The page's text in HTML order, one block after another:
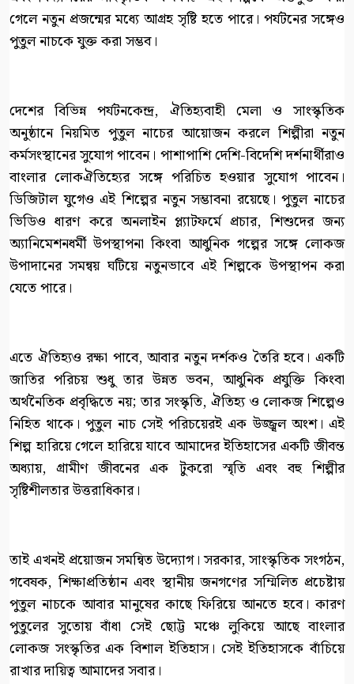
গেলে নতুন প্রজন্মের মধ্যে আগ্রহ সৃষ্টি হতে পারে। পর্যটনের সঙ্গেও
পুতুল নাচকে যুক্ত করা সম্ভব।
দেশের বিভিন্ন পর্যটনকেন্দ্র, ঐতিহ্যবাহী মেলা ও সাংস্কৃতিক
অনুষ্ঠানে নিয়মিত পুতুল নাচের আয়োজন করলে শিল্পীরা নতুন
কর্মসংস্থানের সুযোগ পাবেন। পাশাপাশি দেশি-বিদেশি দর্শনার্থীরাও
বাংলার লোকঐতিহ্যের সঙ্গে পরিচিত হওয়ার সুযোগ পাবেন।
ডিজিটাল যুগেও এই শিল্পের নতুন সম্ভাবনা রয়েছে। পুতুল নাচের
ভিডিও ধারণ করে অনলাইন প্ল্যাটফর্মে প্রচার, শিশুদের জন্য
অ্যানিমেশনধর্মী উপস্থাপনা কিংবা আধুনিক গল্পের সঙ্গে লোকজ
উপাদানের সমন্বয় ঘটিয়ে নতুনভাবে এই শিল্পকে উপস্থাপন করা
যেতে পারে।
এতে ঐতিহ্যও রক্ষা পাবে, আবার নতুন দর্শকও তৈরি হবে। একটি
জাতির পরিচয় শুধু তার উন্নত ভবন, আধুনিক প্রযুক্তি কিংবা
অর্থনৈতিক প্রবৃদ্ধিতে নয়; তার সংস্কৃতি, ঐতিহ্য ও লোকজ শিল্পেও
নিহিত থাকে। পুতুল নাচ সেই পরিচয়েরই এক উজ্জ্বল অংশ। এই
শিল্প হারিয়ে গেলে হারিয়ে যাবে আমাদের ইতিহাসের একটি জীবন্ত
অধ্যায়, গ্রামীণ জীবনের এক টুকরো স্মৃতি এবং বহু শিল্পীর
সৃষ্টিশীলতার উত্তরাধিকার।
তাই এখনই প্রয়োজন সমন্বিত উদ্যোগ। সরকার, সাংস্কৃতিক সংগঠন,
গবেষক, শিক্ষাপ্রতিষ্ঠান এবং স্থানীয় জনগণের সম্মিলিত প্রচেষ্টায়
পুতুল নাচকে আবার মানুষের কাছে ফিরিয়ে আনতে হবে। কারণ
পুতুলের সুতোয় বাঁধা সেই ছোট্ট মঞ্চে লুকিয়ে আছে বাংলার
লোকজ সংস্কৃতির এক বিশাল ইতিহাস। সেই ইতিহাসকে বাঁচিয়ে
রাখার দায়িত্ব আমাদের সবার।